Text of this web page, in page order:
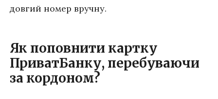
довгий номер вручну.
Як поповнити картку
ПриватБанку, перебуваючи
за кордоном?